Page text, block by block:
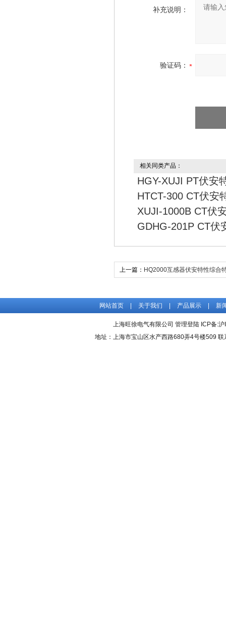
补充说明：
验证码：
相关同类产品：
HGY-XUJI PT伏安
HTCT-300 CT伏安
XUJI-1000B CT伏
GDHG-201P CT伏
上一篇： HQ2000互感器伏安特性综合
网站首页 关于我们 产品展示 新
上海旺徐电气有限公司 管理登陆 ICP备:沪
地址：上海市宝山区水产西路680弄4号楼509